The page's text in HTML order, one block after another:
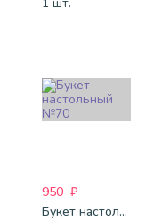
950 ₽
Букет настольный №70